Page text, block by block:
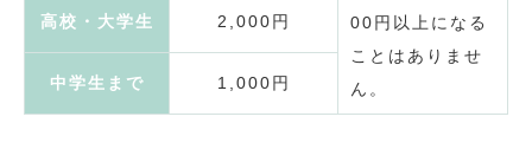
00円以上になる
ことはありませ
ん。
高校・大学生 2,000円
中学生まで 1,000円